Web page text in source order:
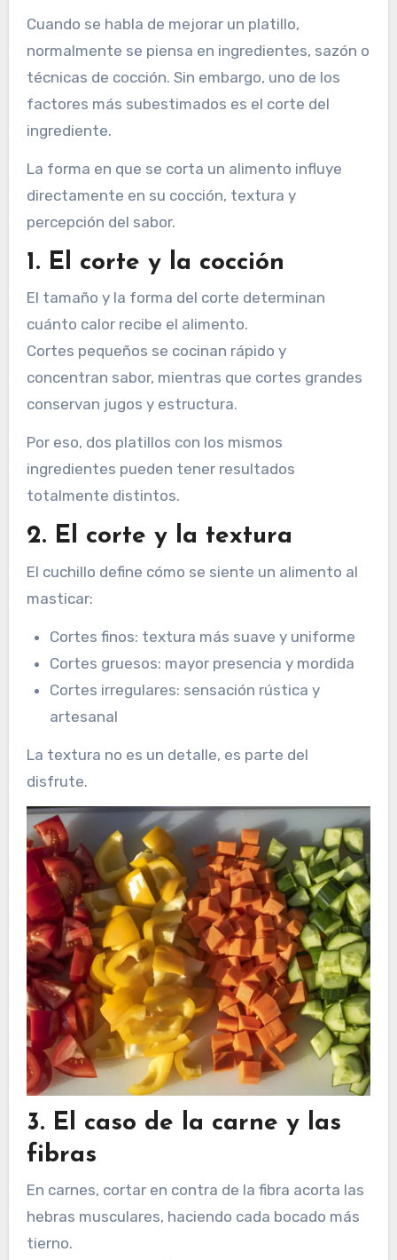
Cuando se habla de mejorar un platillo,
normalmente se piensa en ingredientes, sazón o
técnicas de cocción. Sin embargo, uno de los
factores más subestimados es el corte del
ingrediente.
La forma en que se corta un alimento influye
directamente en su cocción, textura y
percepción del sabor.
1. El corte y la cocción
El tamaño y la forma del corte determinan
cuánto calor recibe el alimento.
Cortes pequeños se cocinan rápido y
concentran sabor, mientras que cortes grandes
conservan jugos y estructura.
Por eso, dos platillos con los mismos
ingredientes pueden tener resultados
totalmente distintos.
2. El corte y la textura
El cuchillo define cómo se siente un alimento al
masticar:
Cortes finos: textura más suave y uniforme
Cortes gruesos: mayor presencia y mordida
Cortes irregulares: sensación rústica y
artesanal
La textura no es un detalle, es parte del
disfrute.
3. El caso de la carne y las
fibras
En carnes, cortar en contra de la fibra acorta las
hebras musculares, haciendo cada bocado más
tierno.